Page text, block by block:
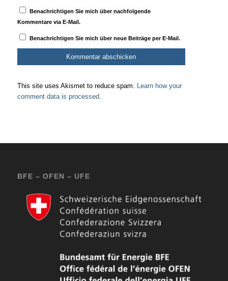
Benachrichtigen Sie mich über nachfolgende
Kommentare via E-Mail.
Benachrichtigen Sie mich über neue Beiträge per E-Mail.
This site uses Akismet to reduce spam. Learn how your
comment data is processed.
BFE – OFEN – UFE